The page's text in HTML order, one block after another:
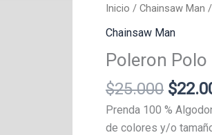
Inicio / Chainsaw Man
Chainsaw Man
Poleron
$25.000 El
$
Prenda 100 %
de colores y/o